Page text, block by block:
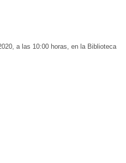
a las 10:00 horas, en la Biblioteca